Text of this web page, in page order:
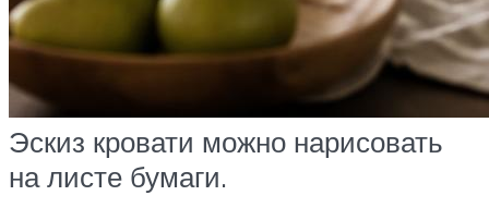
Эскиз кровати можно нарисовать
на листе бумаги.